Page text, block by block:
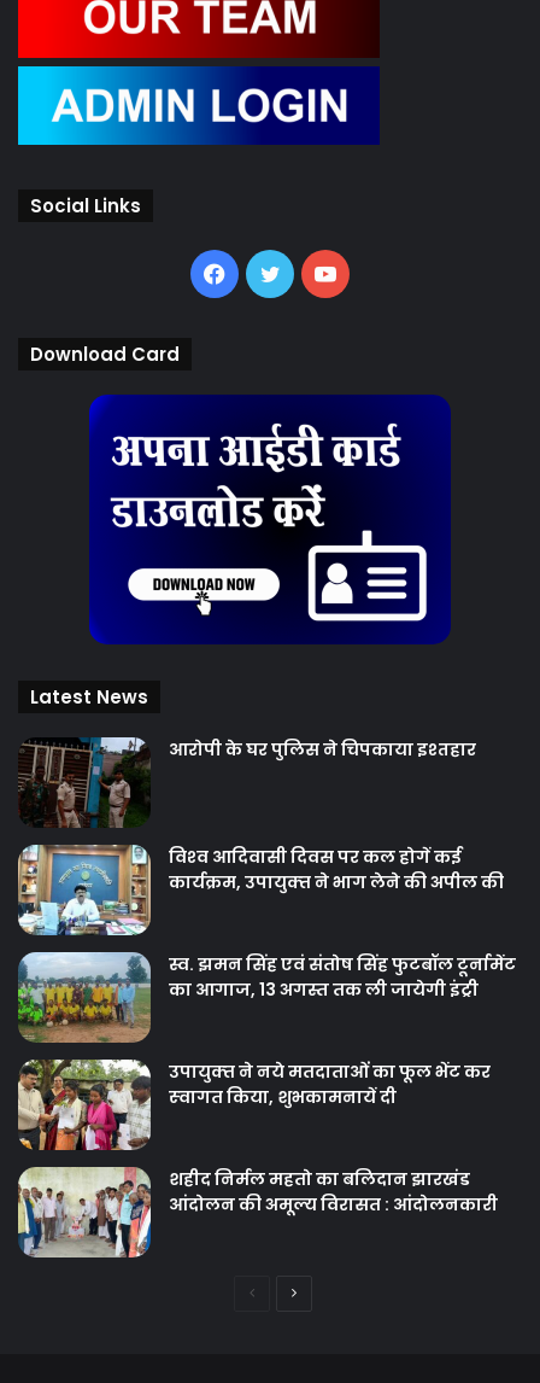
Social Links
Facebook
TwitterYouTube
Download Card
Latest News
आरोपी के घर पुलिस ने चिपकाया इश्तहार
विश्‍व आदिवासी दिवस पर कल होगें कई
कार्यक्रम, उपायुक्‍त ने भाग लेने की अपील की
स्व. झमन सिंह एवं संतोष सिंह फुटबॉल टूर्नामेंट
का आगाज, 13 अगस्त तक ली जायेगी इंट्री
उपायुक्‍त ने नये मतदाताओंं का फूल भेंट कर
स्‍वागत किया, शुभकामनायें दी
शहीद निर्मल महतो का बलिदान झारखंड
आंदोलन की अमूल्य विरासत : आंदोलनकारी
PreviousNext